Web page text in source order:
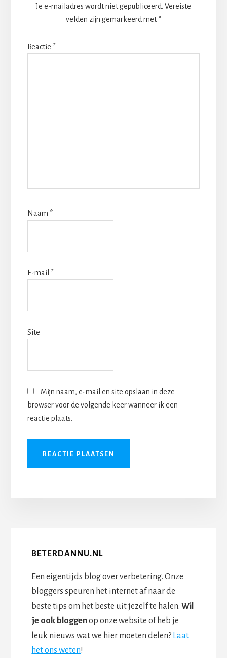
Je e-mailadres wordt niet gepubliceerd. Vereiste
velden zijn gemarkeerd met*
Reactie *
Naam *
E-mail *
Site
Mijn naam, e-mail en site opslaan in deze
browser voor de volgende keer wanneer ik een
reactie plaats.
BETERDANNU.NL
Een eigentijds blog over verbetering. Onze
bloggers speuren het internet af naar de
beste tips om het beste uit jezelf te halen.Wil
je ook bloggenop onze website of heb je
leuk nieuws wat we hier moeten delen? Laat
het ons weten!